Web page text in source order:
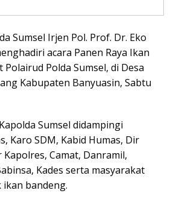
Sumsel Irjen Pol. Prof. Dr. Eko
acara Panen Raya Ikan
Polda Sumsel, di Desa
Kabupaten Banyuasin, Sabtu
Sumsel didampingi
Karo SDM, Kabid Humas, Dir
Camat, Danramil,
Kades serta masyarakat
bandeng.